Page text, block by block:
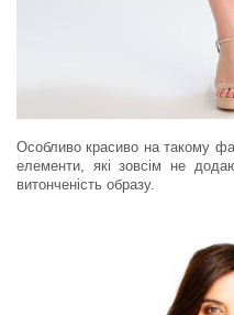
Особливо красиво на такому
елементи, які зовсім не
витонченість образу.